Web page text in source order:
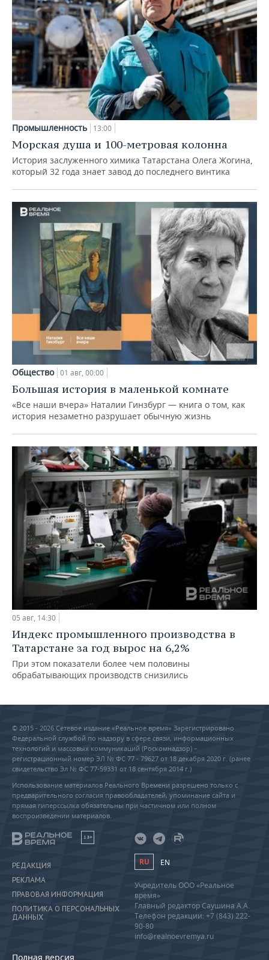
Промышленность 13:00
Морская душа и 100-метровая колонна
История заслуженного химика Татарстана Олега Жогина,
который 32 года знает завод до последнего винтика
Общество 01 авг, 00:00
Большая история в маленькой комнате
«Все наши вчера» Наталии Гинзбург — книга о том, как
история незаметно разрушает обычную жизнь
05 авг, 14:30
Индекс промышленного производства в
Татарстане за год вырос на 6,2%
При этом показатели более чем половины
обрабатывающих производств снизились
© 2015 - 2026 Сетевое издание «Реальное время» Зарегистрировано
Федеральной службой по надзору в сфере связи, информационных
технологий и массовых коммуникаций (Роскомнадзор) –
регистрационный номер ЭЛ № ФС 77 - 79627 от 18 декабря 2020 г. (ранее
свидетельство Эл № ФС 77-59331 от 18 сентября 2014 г.)
Использование материалов Реального Времени разрешено только с
предварительного согласия правообладателей, упоминание сайта и
прямая гиперссылка обязательны при частичном или полном
воспроизведении материалов.
18+
РЕДАКЦИЯ
РЕКЛАМА
ПРАВОВАЯ ИНФОРМАЦИЯ
ПОЛИТИКА О ПЕРСОНАЛЬНЫХ
ДАННЫХ
Полная версия
RU EN
Учредитель ООО «Реальное
время»
Главный редактор Саушина А.А.
Телефон редакции: +7 (843) 222-
90-80
info@realnoevremya.ru